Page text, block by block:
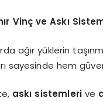
Vinç ve Askı
ağır yüklerin
sayesinde hem
askı sistemlerive